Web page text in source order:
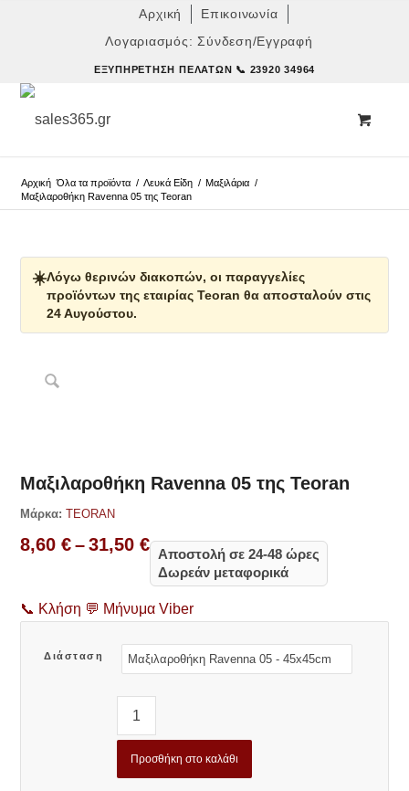
Αρχική
Επικοινωνία
Λογαριασμός: Σύνδεση/Εγγραφή
ΕΞΥΠΗΡΈΤΗΣΗ ΠΕΛΑΤΏΝ 📞 23920 34964
Αρχική Όλα τα προϊόντα / Λευκά Είδη / Μαξιλάρια /
Μαξιλαροθήκη Ravenna 05 της Teoran
☀️Λόγω θερινών διακοπών, οι παραγγελίες
προϊόντων της εταιρίας Teoran θα αποσταλούν στις
24 Αυγούστου.
Μαξιλαροθήκη Ravenna 05 της Teoran
Μάρκα: TEORAN
8,60€ – 31,50€Price
range:
8,60 €
through
Αποστολή σε 24-48 ώρες
Δωρεάν μεταφορικά
📞 Κλήση 💬 Μήνυμα Viber
Διάσταση
Προσθήκη στο καλάθι